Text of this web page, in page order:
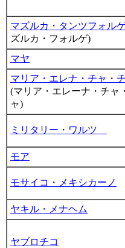
マズルカ・タンツフォル
ズルカ・フォルゲ)
マヤ
マリア・エレナ・チャ・
(マリア・エレーナ・チャ
ャ)
ミリタリー・ワルツ
モア
モサイコ・メキシカーノ
ヤキル・メナヘム
ヤブロチコ